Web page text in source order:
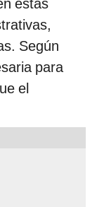
estas
Según
para
el